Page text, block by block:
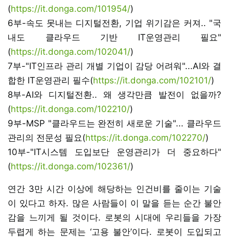
(https://it.donga.com/101954/)
6부-속도 못내는 디지털전환, 기업 위기감은 커져.. "국
내도 클라우드 기반 IT운영관리 필요"
(https://it.donga.com/102041/)
7부-"IT인프라 관리 개별 기업이 감당 어려워"...AI와 결
합한 IT운영관리 필수(https://it.donga.com/102101/)
8부-AI와 디지털전환.. 왜 생각만큼 발전이 없을까?
(https://it.donga.com/102210/)
9부-MSP "클라우드는 완전히 새로운 기술"... 클라우드
관리의 전문성 필요(https://it.donga.com/102270/)
10부-"IT시스템 도입보단 운영관리가 더 중요하다"
(https://it.donga.com/102361/)
연간 3만 시간 이상에 해당하는 인건비를 줄이는 기술
이 있다고 하자. 많은 사람들이 이 말을 듣는 순간 불안
감을 느끼게 될 것이다. 로봇의 시대에 우리들을 가장
두렵게 하는 문제는 ‘고용 불안’이다. 로봇이 도입되고